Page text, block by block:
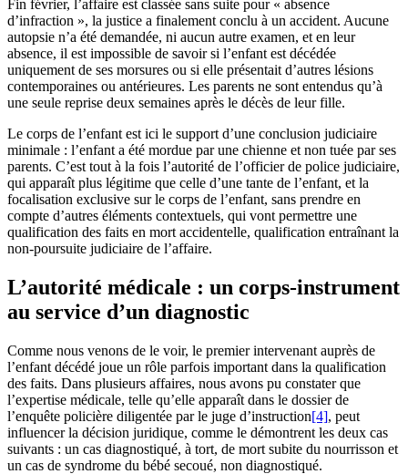
Fin février, l’affaire est classée sans suite pour « absence
d’infraction », la justice a finalement conclu à un accident. Aucune
autopsie n’a été demandée, ni aucun autre examen, et en leur
absence, il est impossible de savoir si l’enfant est décédée
uniquement de ses morsures ou si elle présentait d’autres lésions
contemporaines ou antérieures. Les parents ne sont entendus qu’à
une seule reprise deux semaines après le décès de leur fille.
Le corps de l’enfant est ici le support d’une conclusion judiciaire
minimale : l’enfant a été mordue par une chienne et non tuée par ses
parents. C’est tout à la fois l’autorité de l’officier de police judiciaire,
qui apparaît plus légitime que celle d’une tante de l’enfant, et la
focalisation exclusive sur le corps de l’enfant, sans prendre en
compte d’autres éléments contextuels, qui vont permettre une
qualification des faits en mort accidentelle, qualification entraînant la
non-poursuite judiciaire de l’affaire.
L’autorité médicale : un corps-instrument
au service d’un diagnostic
Comme nous venons de le voir, le premier intervenant auprès de
l’enfant décédé joue un rôle parfois important dans la qualification
des faits. Dans plusieurs affaires, nous avons pu constater que
l’expertise médicale, telle qu’elle apparaît dans le dossier de
l’enquête policière diligentée par le juge d’instruction[4], peut
influencer la décision juridique, comme le démontrent les deux cas
suivants : un cas diagnostiqué, à tort, de mort subite du nourrisson et
un cas de syndrome du bébé secoué, non diagnostiqué.